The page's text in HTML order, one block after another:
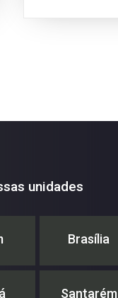
unidades
Brasília
Santarém